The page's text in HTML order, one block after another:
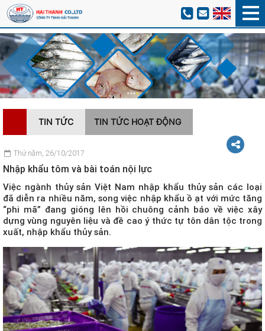
TIN TỨC TIN TỨC HOẠT ĐỘNG
Thứ năm, 26/10/2017
Nhập khẩu tôm và bài toán nội lực
Việc ngành thủy sản Việt Nam nhập khẩu thủy sản các loại
đã diễn ra nhiều năm, song việc nhập khẩu ồ ạt với mức tăng
“phi mã” đang gióng lên hồi chuông cảnh báo về việc xây
dựng vùng nguyên liệu và đề cao ý thức tự tôn dân tộc trong
xuất, nhập khẩu thủy sản.